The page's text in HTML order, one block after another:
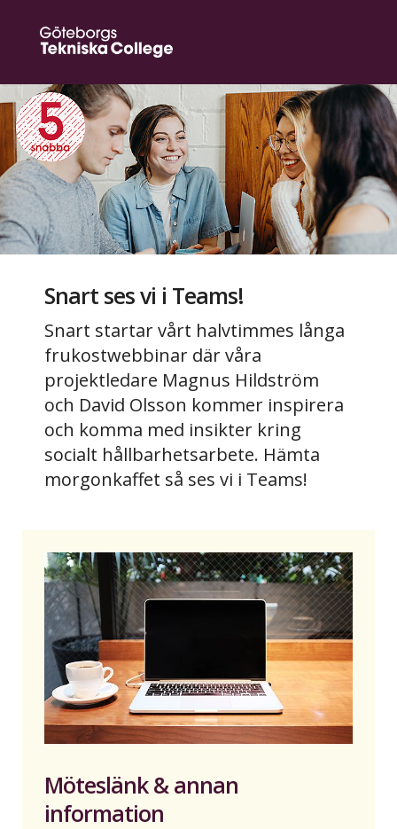
Snart ses vi i Teams!
Snart startar vårt halvtimmes långa
frukostwebbinar där våra
projektledare Magnus Hildström
och David Olsson kommer inspirera
och komma med insikter kring
socialt hållbarhetsarbete. Hämta
morgonkaffet så ses vi i Teams!
Möteslänk & annan
information